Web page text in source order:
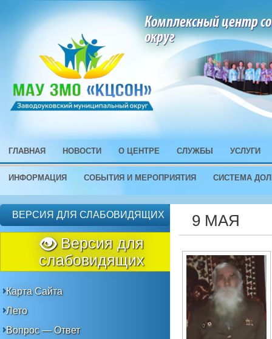
Комплексный центр
округ
ГЛАВНАЯ НОВОСТИ О ЦЕНТРЕ СЛУЖБЫ УСЛУГИ
ИНФОРМАЦИЯ СОБЫТИЯ И МЕРОПРИЯТИЯ СИСТЕМА
9 МАЯ
ВЕРСИЯ ДЛЯ СЛАБОВИДЯЩИХ
Версия для
слабовидящих
Карта Сайта
Лето
Вопрос — Ответ